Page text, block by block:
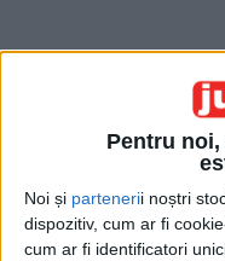
Pentru
Noi și partenerii noștri
dispozitiv, cum ar fi
cum ar fi identificatori